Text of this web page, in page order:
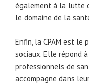
également à la lutte
le domaine de la
Enfin, la CPAM est le
sociaux. Elle répond
professionnels de
accompagne dans